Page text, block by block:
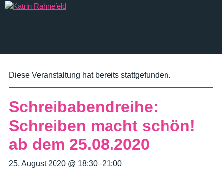
Systemische Körper­psycho­therapie
Systemische Paartherapie & Paarberatung
Systemische Familientherapie & Familienberatung
Diese Veranstaltung hat bereits stattgefunden.
Schreibabendreihe:
Schreiben macht schön!
ab dem 25.08.2020
25. August 2020 @ 18:30–21:00